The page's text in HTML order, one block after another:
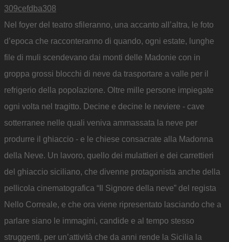
Nel foyer del teatro sfileranno, una accanto all’altra, le foto
d’epoca che racconteranno di quando, ogni estate, lunghe
file di muli scendevano dai monti delle Madonie con in
groppa grossi blocchi di neve da trasportare a valle per il
refrigerio della popolazione. Oltre mille persone impiegate
ogni volta nel tragitto. Decine e decine le neviere - cave
sotterranee nelle quali veniva ammassata la neve per
produrre il ghiaccio - e le chiese consacrate alla Madonna
della Neve. Un lavoro, quello dei mulattieri e dei carrettieri
del ghiaccio siciliano, che divenne protagonista anche della
pellicola cinematografica “Il Signore della neve” del regista
Nello Correale, e che ora viene ripresentato lasciando che a
parlare siano le immagini, candide e al tempo stesso
struggenti, per un’attività che da anni rende la Sicilia la